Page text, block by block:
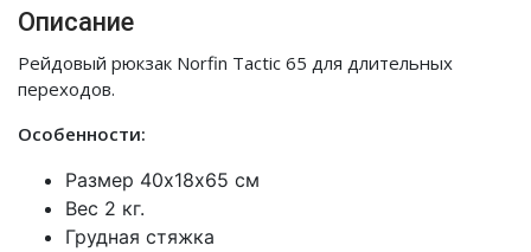
Описание
Рейдовый рюкзак Norfin Tactic 65 для длительных
переходов.
Особенности:
Размер 40х18х65 см
Вес 2 кг.
Грудная стяжка